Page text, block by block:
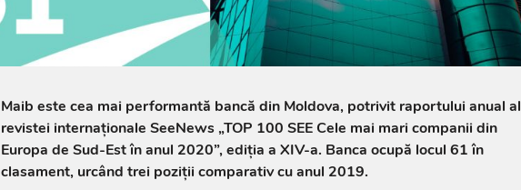
Maib este cea mai performantă bancă din Moldova, potrivit raportului anual al
revistei internaționale SeeNews „TOP 100 SEE Cele mai mari companii din
Europa de Sud-Est în anul 2020”, ediția a XIV-a. Banca ocupă locul 61 în
clasament, urcând trei poziții comparativ cu anul 2019.